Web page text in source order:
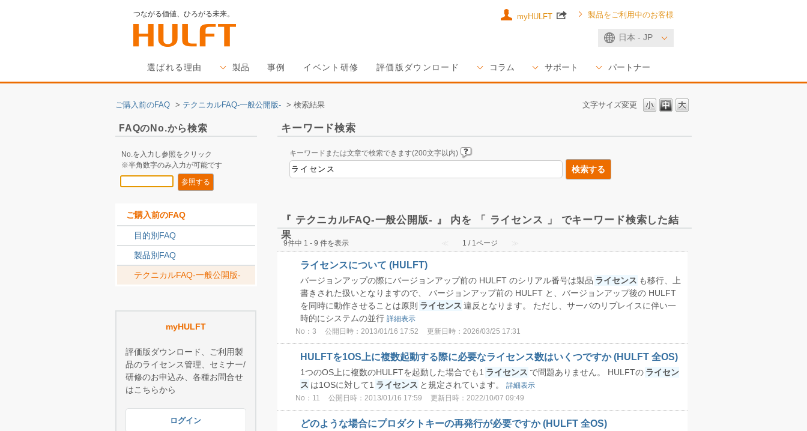
つながる価値、ひろがる未来。
日本 - JP
選ばれる理由 製品 事例 イベント研修 評価版ダウンロード コラム サポート パートナー
myHULFT 製品をご利用中のお客様
文字サイズ変更
ご購入前のFAQ > テクニカルFAQ-一般公開版- > 検索結果
FAQのNo.から検索
No.を入力し参照をクリック
※半角数字のみ入力が可能です
ご購入前のFAQ
目的別FAQ
製品別FAQ
テクニカルFAQ-一般公開版-
myHULFT
評価版ダウンロード、ご利用製
品のライセンス管理、セミナー/
研修のお申込み、各種お問合せ
はこちらから
ログイン
キーワード検索
キーワードまたは文章で検索できます(200文字以内)
『 テクニカルFAQ-一般公開版- 』 内を 「 ライセンス 」 でキーワード検索した結
果
9件中 1 - 9 件を表示 ≪ 1 / 1ページ ≫
ライセンスについて (HULFT)
バージョンアップの際にバージョンアップ前の HULFT のシリアル番号は製品 ライセンス も移行、上
書きされた扱いとなりますので、 バージョンアップ前の HULFT と、バージョンアップ後の HULFT
を同時に動作させることは原則 ライセンス 違反となります。 ただし、サーバのリプレイスに伴い一
時的にシステムの並行 詳細表示
No：3 公開日時：2013/01/16 17:52 更新日時：2026/03/25 17:31
HULFTを1OS上に複数起動する際に必要なライセンス数はいくつですか (HULFT 全OS)
1つのOS上に複数のHULFTを起動した場合でも1 ライセンス で問題ありません。 HULFTの ライセン
ス は1OSに対して1 ライセンス と規定されています。 詳細表示
No：11 公開日時：2013/01/16 17:59 更新日時：2022/10/07 09:49
どのような場合にプロダクトキーの再発行が必要ですか (HULFT 全OS)